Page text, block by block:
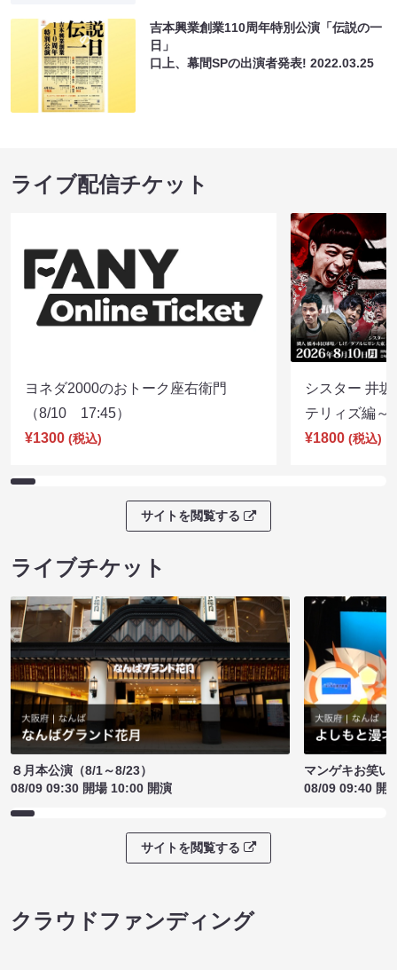
吉本興業創業110周年特別公演「伝説の一
日」
口上、幕間SPの出演者発表!2022.03.25
ライブ配信チケット
ヨネダ2000のおトーク座右衛門
（8/10 17:45）
¥1300 (税込)
シスター 井
テリィズ編
¥1800 (税込)
サイトを閲覧する
ライブチケット
８月本公演（8/1～8/23）
08/09 09:30 開場 10:00 開演
マンゲキお笑い
08/09 09:40 開
サイトを閲覧する
クラウドファンディング